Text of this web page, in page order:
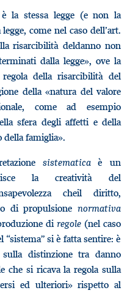
la stessa legge (e non la
come nel caso dell’art.
risarcibilità deldanno non
dalla legge», ove la
regola della risarcibilità del
della «natura del valore
come ad esempio
sfera degli affetti e della
della famiglia».
sistematicaè un
la creatività del
cheil diritto,
di propulsionenormativa
di regole(nel caso
si è fatta sentire: è
distinzione tra danno
che si ricava la regola sulla
ed ulteriori» rispetto al